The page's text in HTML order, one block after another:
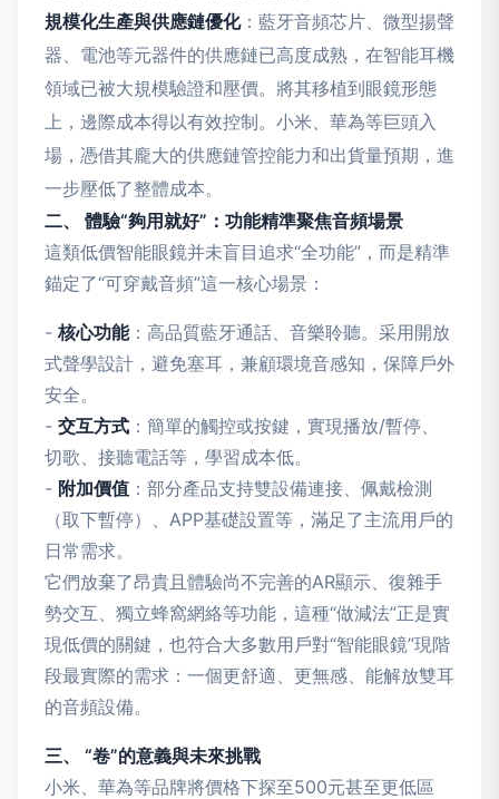
規模化生產與供應鏈優化：藍牙音頻芯片、微型揚聲
器、電池等元器件的供應鏈已高度成熟，在智能耳機
領域已被大規模驗證和壓價。將其移植到眼鏡形態
上，邊際成本得以有效控制。小米、華為等巨頭入
場，憑借其龐大的供應鏈管控能力和出貨量預期，進
一步壓低了整體成本。
二、 體驗“夠用就好”：功能精準聚焦音頻場景
這類低價智能眼鏡并未盲目追求“全功能”，而是精準
錨定了“可穿戴音頻”這一核心場景：
- 核心功能：高品質藍牙通話、音樂聆聽。采用開放
式聲學設計，避免塞耳，兼顧環境音感知，保障戶外
安全。
- 交互方式 ：簡單的觸控或按鍵，實現播放/暫停、
切歌、接聽電話等，學習成本低。
- 附加價值 ：部分產品支持雙設備連接、佩戴檢測
（取下暫停）、APP基礎設置等，滿足了主流用戶的
日常需求。
它們放棄了昂貴且體驗尚不完善的AR顯示、復雜手
勢交互、獨立蜂窩網絡等功能，這種“做減法”正是實
現低價的關鍵，也符合大多數用戶對“智能眼鏡”現階
段最實際的需求：一個更舒適、更無感、能解放雙耳
的音頻設備。
三、 “卷”的意義與未來挑戰
小米、華為等品牌將價格下探至500元甚至更低區